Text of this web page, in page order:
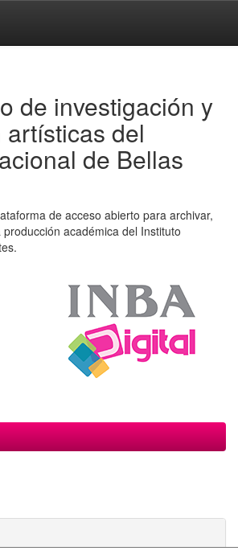
de investigación y
del
de Bellas
de acceso abierto para archivar,
académica del Instituto